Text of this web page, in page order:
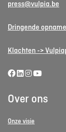
press@vulpia.be
Dringende opname
Klachten ->
Over ons
Onze visie